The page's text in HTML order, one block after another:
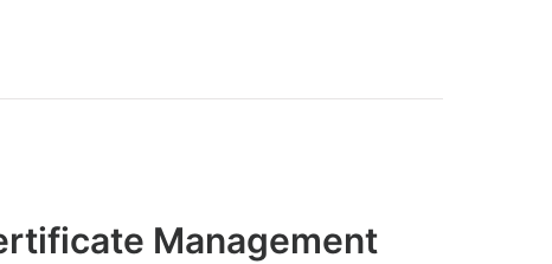
Management